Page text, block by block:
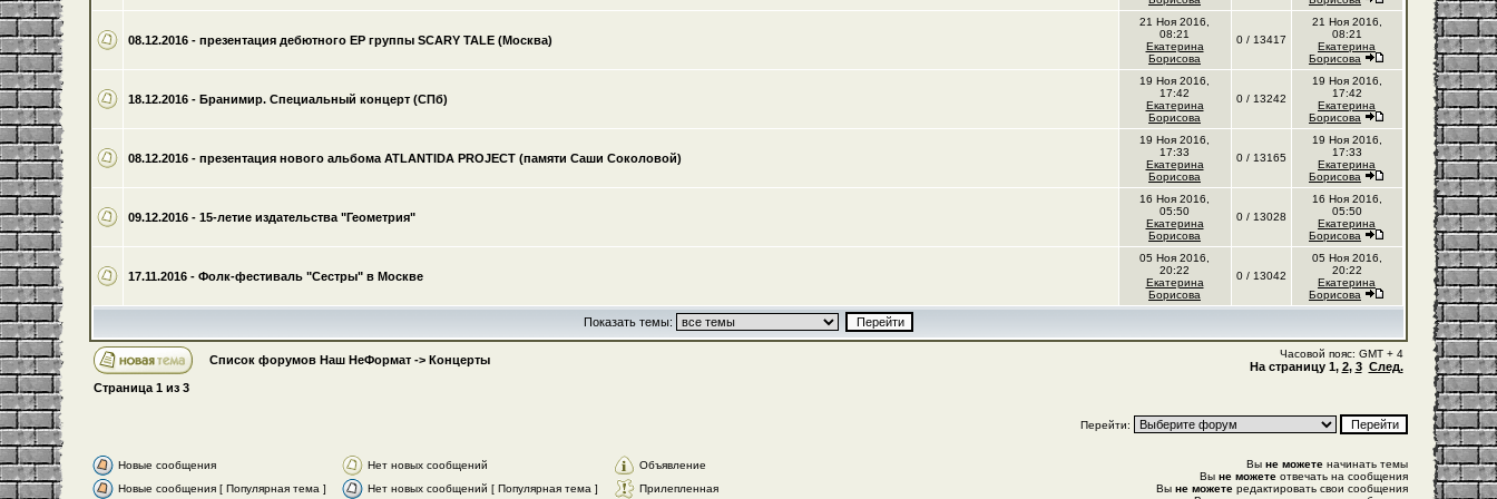
08.12.2016 - презентация дебютного EP группы SCARY TALE (Москва)
21 Ноя 2016,
08:21
Екатерина
Борисова
0 / 13417
21 Ноя 2016,
08:21
Екатерина
Борисова
18.12.2016 - Бранимир. Специальный концерт (СПб)
19 Ноя 2016,
17:42
Екатерина
Борисова
0 / 13242
19 Ноя 2016,
17:42
Екатерина
Борисова
08.12.2016 - презентация нового альбома ATLANTIDA PROJECT (памяти Саши Соколовой)
19 Ноя 2016,
17:33
Екатерина
Борисова
0 / 13165
19 Ноя 2016,
17:33
Екатерина
Борисова
09.12.2016 - 15-летие издательства "Геометрия"
16 Ноя 2016,
05:50
Екатерина
Борисова
0 / 13028
16 Ноя 2016,
05:50
Екатерина
Борисова
17.11.2016 - Фолк-фестиваль "Сестры" в Москве
05 Ноя 2016,
20:22
Екатерина
Борисова
0 / 13042
05 Ноя 2016,
20:22
Екатерина
Борисова
Показать темы:
Список форумов Наш НеФормат-> Концерты Часовой пояс: GMT + 4
На страницу 1, 2, 3 След.
Страница 1из 3
Перейти:
Новые сообщения Нет новых сообщений
Объявление
Новые сообщения [ Популярная тема ]
Нет новых сообщений [ Популярная тема ] Прилепленная
Вы не можетеначинать темы
Вы не можетеотвечать на сообщения
Вы не можетередактировать свои сообщения